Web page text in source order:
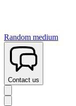
Random medium
Contact us